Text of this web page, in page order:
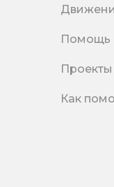
Помощь
Проекты
Как